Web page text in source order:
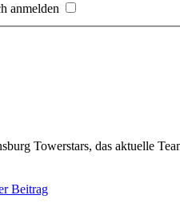
anmelden
Towerstars, das aktuelle